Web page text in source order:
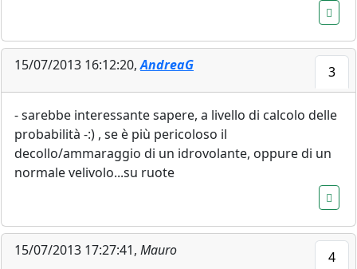
15/07/2013 16:12:20,AndreaG 3
- sarebbe interessante sapere, a livello di calcolo delle
probabilità -:) , se è più pericoloso il
decollo/ammaraggio di un idrovolante, oppure di un
normale velivolo...su ruote
15/07/2013 17:27:41, Mauro 4